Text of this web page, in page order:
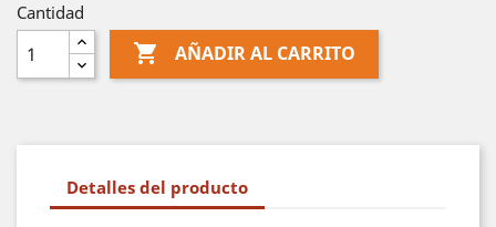
Cantidad
 AÑADIR AL CARRITO
Detalles del producto